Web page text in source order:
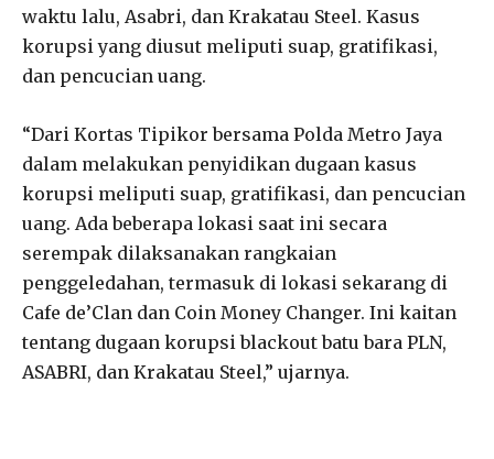
waktu lalu, Asabri, dan Krakatau Steel. Kasus
korupsi yang diusut meliputi suap, gratifikasi,
dan pencucian uang.
“Dari Kortas Tipikor bersama Polda Metro Jaya
dalam melakukan penyidikan dugaan kasus
korupsi meliputi suap, gratifikasi, dan pencucian
uang. Ada beberapa lokasi saat ini secara
serempak dilaksanakan rangkaian
penggeledahan, termasuk di lokasi sekarang di
Cafe de’Clan dan Coin Money Changer. Ini kaitan
tentang dugaan korupsi blackout batu bara PLN,
ASABRI, dan Krakatau Steel,” ujarnya.